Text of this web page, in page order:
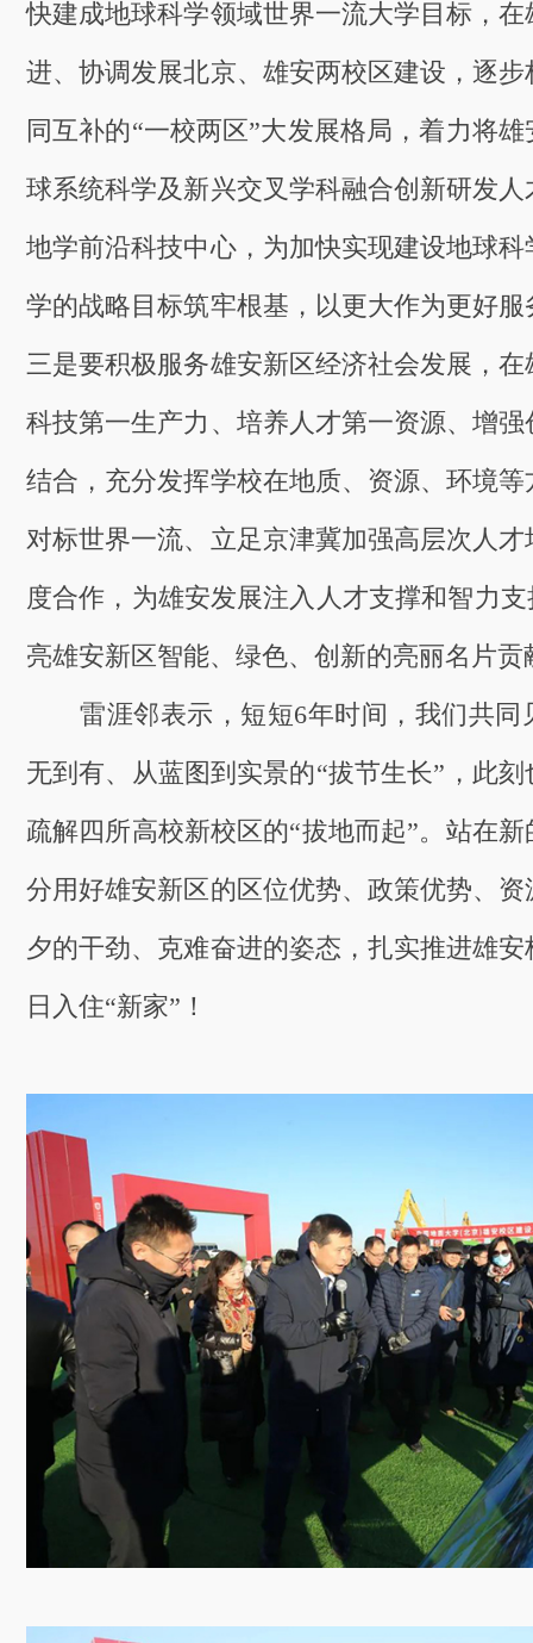
快建成地球科学领域世界一流大学目标，
进、协调发展北京、雄安两校区建设，逐
同互补的“一校两区”大发展格局，着力将
球系统科学及新兴交叉学科融合创新研发
地学前沿科技中心，为加快实现建设地球
学的战略目标筑牢根基，以更大作为更好
三是要积极服务雄安新区经济社会发展，
科技第一生产力、培养人才第一资源、增
结合，充分发挥学校在地质、资源、环境
对标世界一流、立足京津冀加强高层次人
度合作，为雄安发展注入人才支撑和智力
亮雄安新区智能、绿色、创新的亮丽名片贡
雷涯邻表示，短短6年时间，我们共同
无到有、从蓝图到实景的“拔节生长”，此
疏解四所高校新校区的“拔地而起”。站在
分用好雄安新区的区位优势、政策优势、
夕的干劲、克难奋进的姿态，扎实推进雄
日入住“新家”！